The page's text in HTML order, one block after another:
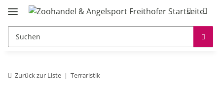
Zurück zur Liste Terraristik